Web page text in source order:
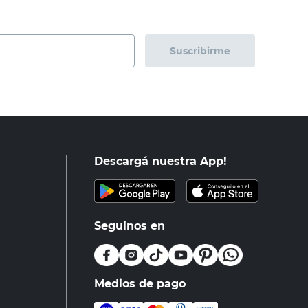
Suscribirme
Descargá nuestra App!
Seguinos en
Medios de pago